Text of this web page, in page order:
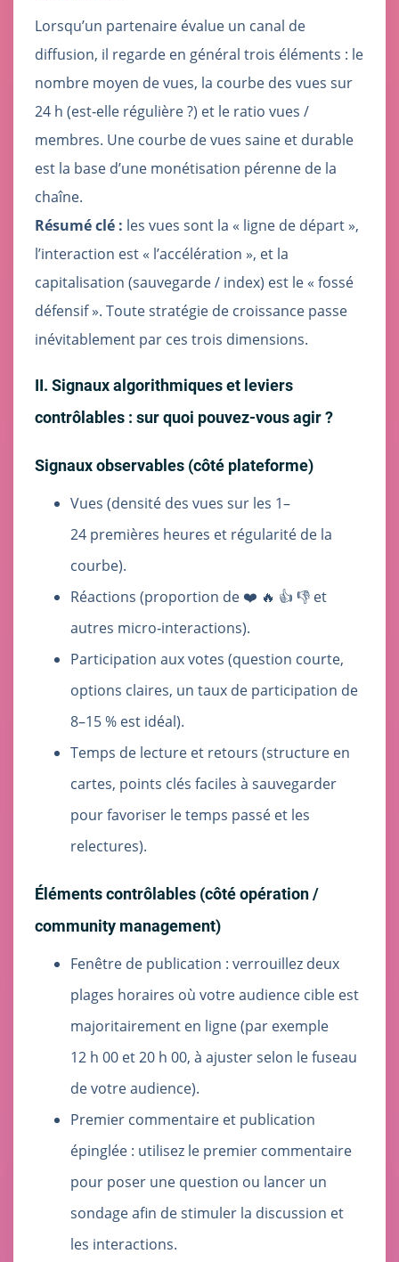
Lorsqu’un partenaire évalue un canal de
diffusion, il regarde en général trois éléments : le
nombre moyen de vues, la courbe des vues sur
24 h (est‑elle régulière ?) et le ratio vues /
membres. Une courbe de vues saine et durable
est la base d’une monétisation pérenne de la
chaîne.
Résumé clé : les vues sont la « ligne de départ »,
l’interaction est « l’accélération », et la
capitalisation (sauvegarde / index) est le « fossé
défensif ». Toute stratégie de croissance passe
inévitablement par ces trois dimensions.
II. Signaux algorithmiques et leviers
contrôlables : sur quoi pouvez‑vous agir ?
Signaux observables (côté plateforme)
Vues (densité des vues sur les 1–
24 premières heures et régularité de la
courbe).
Réactions (proportion de ❤️ 🔥 👍 👎 et
autres micro‑interactions).
Participation aux votes (question courte,
options claires, un taux de participation de
8–15 % est idéal).
Temps de lecture et retours (structure en
cartes, points clés faciles à sauvegarder
pour favoriser le temps passé et les
relectures).
Éléments contrôlables (côté opération /
community management)
Fenêtre de publication : verrouillez deux
plages horaires où votre audience cible est
majoritairement en ligne (par exemple
12 h 00 et 20 h 00, à ajuster selon le fuseau
de votre audience).
Premier commentaire et publication
épinglée : utilisez le premier commentaire
pour poser une question ou lancer un
sondage afin de stimuler la discussion et
les interactions.